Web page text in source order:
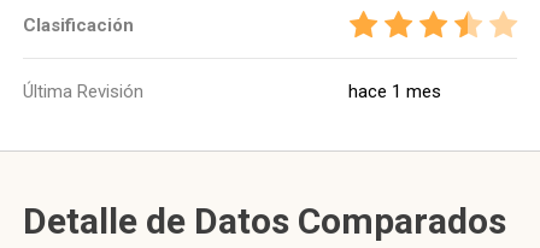
Clasificación
Última Revisión hace 1 mes
Detalle de Datos Comparados